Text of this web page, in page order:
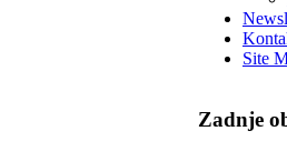
Site
Zadnje